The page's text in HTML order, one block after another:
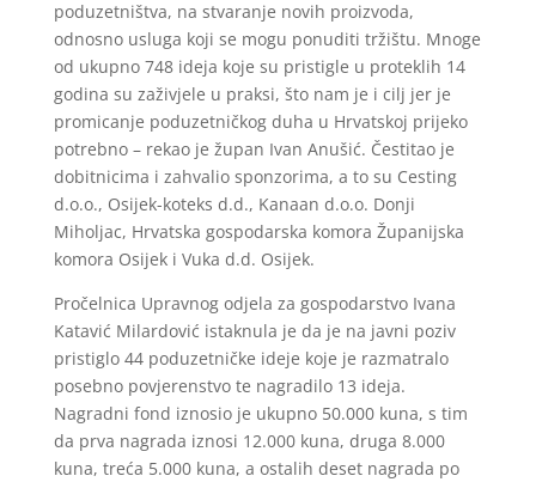
poduzetništva, na stvaranje novih proizvoda,
odnosno usluga koji se mogu ponuditi tržištu. Mnoge
od ukupno 748 ideja koje su pristigle u proteklih 14
godina su zaživjele u praksi, što nam je i cilj jer je
promicanje poduzetničkog duha u Hrvatskoj prijeko
potrebno – rekao je župan Ivan Anušić. Čestitao je
dobitnicima i zahvalio sponzorima, a to su Cesting
d.o.o., Osijek-koteks d.d., Kanaan d.o.o. Donji
Miholjac, Hrvatska gospodarska komora Županijska
komora Osijek i Vuka d.d. Osijek.
Pročelnica Upravnog odjela za gospodarstvo Ivana
Katavić Milardović istaknula je da je na javni poziv
pristiglo 44 poduzetničke ideje koje je razmatralo
posebno povjerenstvo te nagradilo 13 ideja.
Nagradni fond iznosio je ukupno 50.000 kuna, s tim
da prva nagrada iznosi 12.000 kuna, druga 8.000
kuna, treća 5.000 kuna, a ostalih deset nagrada po